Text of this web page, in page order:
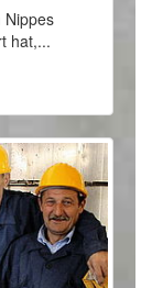
Nippes
hat,...